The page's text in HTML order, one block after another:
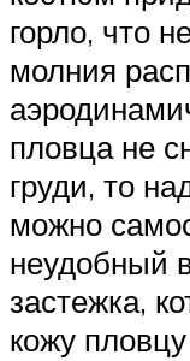
горло, что
молния
пловца не
груди, то
можно
неудобный
застежка,
кожу